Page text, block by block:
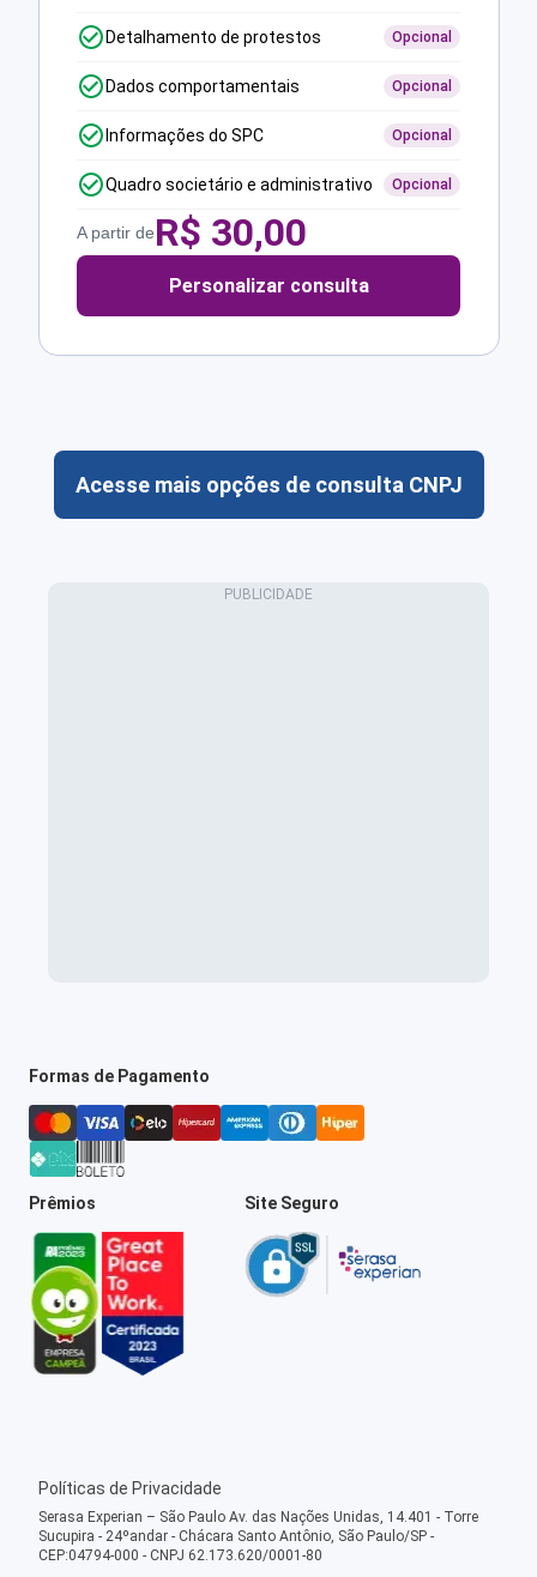
Detalhamento de protestos Opcional
Dados comportamentais Opcional
Informações do SPC Opcional
Quadro societário e administrativo Opcional
A partir deR$ 30,00
Personalizar consulta
Acesse mais opções de consulta CNPJ
Formas de Pagamento
Prêmios Site Seguro
Políticas de Privacidade
Serasa Experian – São Paulo Av. das Nações Unidas, 14.401 - Torre
Sucupira - 24ºandar - Chácara Santo Antônio, São Paulo/SP -
CEP:04794-000 - CNPJ 62.173.620/0001-80